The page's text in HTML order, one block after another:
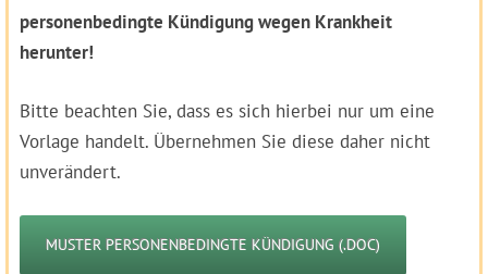
personenbedingte Kündigung wegen Krankheit
herunter!
Bitte beachten Sie, dass es sich hierbei nur um eine
Vorlage handelt. Übernehmen Sie diese daher nicht
unverändert.
MUSTER PERSONENBEDINGTE KÜNDIGUNG (.DOC)